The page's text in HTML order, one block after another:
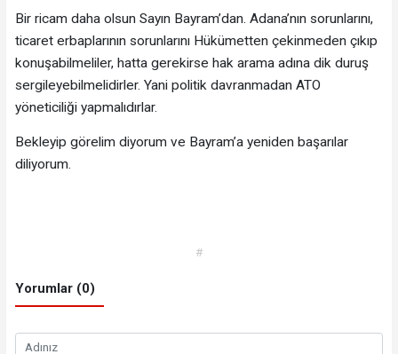
Bir ricam daha olsun Sayın Bayram’dan. Adana’nın sorunlarını,
ticaret erbaplarının sorunlarını Hükümetten çekinmeden çıkıp
konuşabilmeliler, hatta gerekirse hak arama adına dik duruş
sergileyebilmelidirler. Yani politik davranmadan ATO
yöneticiliği yapmalıdırlar.
Bekleyip görelim diyorum ve Bayram’a yeniden başarılar
diliyorum.
#
Yorumlar (0)